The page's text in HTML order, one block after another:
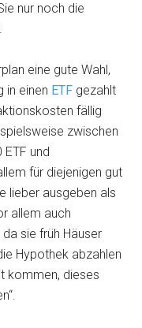
nur noch die
eine gute Wahl,
in einen ETF gezahlt
fällig
zwischen
und
für diejenigen gut
lieber ausgeben als
allem auch
sie früh Häuser
Hypothek abzahlen
kommen, dieses